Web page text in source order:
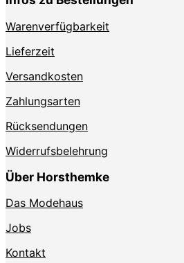
Warenverfügbarkeit
Lieferzeit
Versandkosten
Zahlungsarten
Rücksendungen
Widerrufsbelehrung
Über Horsthemke
Das Modehaus
Jobs
Kontakt